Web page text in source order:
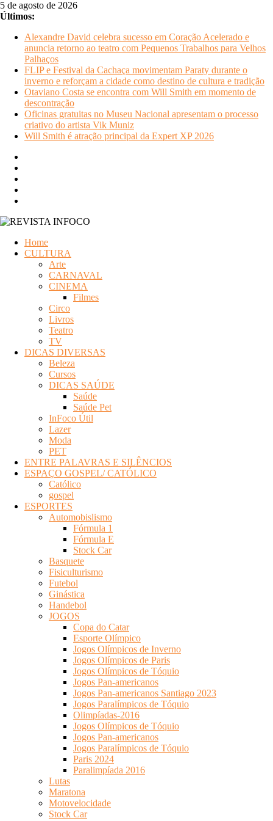
Pular
para
conteúdo
5 de agosto de 2026
Últimos:
Alexandre David celebra sucesso em Coração Acelerado e
anuncia retorno ao teatro com Pequenos Trabalhos para Velhos
Palhaços
FLIP e Festival da Cachaça movimentam Paraty durante o
inverno e reforçam a cidade como destino de cultura e tradição
Otaviano Costa se encontra com Will Smith em momento de
descontração
Oficinas gratuitas no Museu Nacional apresentam o processo
criativo do artista Vik Muniz
Will Smith é atração principal da Expert XP 2026
INFOCO
Home
CULTURA
Arte
CARNAVAL
CINEMA
Filmes
Circo
Livros
Teatro
TV
DICAS DIVERSAS
Beleza
Cursos
DICAS SAÚDE
Saúde
Saúde Pet
InFoco Útil
Lazer
Moda
PET
ENTRE PALAVRAS E SILÊNCIOS
ESPAÇO GOSPEL/ CATÓLICO
Católico
gospel
ESPORTES
Automobislismo
Fórmula 1
Fórmula E
Stock Car
Basquete
Fisiculturismo
Futebol
Ginástica
Handebol
JOGOS
Copa do Catar
Esporte Olímpico
Jogos Olímpicos de Inverno
Jogos Olímpicos de Paris
Jogos Olímpicos de Tóquio
Jogos Pan-americanos
Jogos Pan-americanos Santiago 2023
Jogos Paralímpicos de Tóquio
Olimpíadas-2016
Jogos Olímpicos de Tóquio
Jogos Pan-americanos
Jogos Paralímpicos de Tóquio
Paris 2024
Paralimpíada 2016
Lutas
Maratona
Motovelocidade
Stock Car